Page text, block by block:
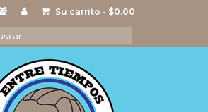
Su carrito - $0.00